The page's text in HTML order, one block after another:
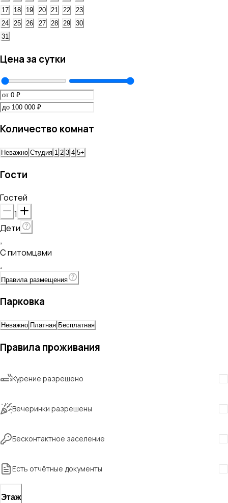
17
18 19 20 21 22
23
24
25 26 27 28 29
30
31
Цена за сутки
Количество комнат
Неважно Студия 1 2 3 4 5+
Гости
Гостей
1
Дети
С питомцами
Правила размещения
Парковка
Неважно Платная Бесплатная
Правила проживания
Курение разрешено
Вечеринки разрешены
Бесконтактное заселение
Есть отчётные документы
Этаж